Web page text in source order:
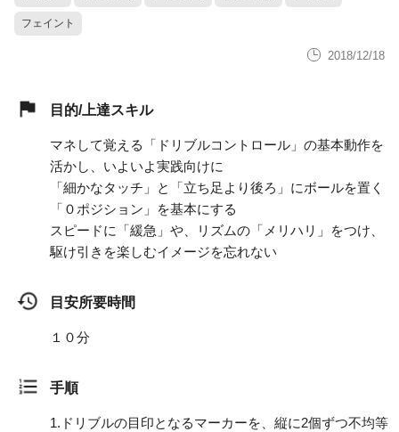
フェイント
2018/12/18
目的/上達スキル
マネして覚える「ドリブルコントロール」の基本動作を
活かし、いよいよ実践向けに
「細かなタッチ」と「立ち足より後ろ」にボールを置く
「０ポジション」を基本にする
スピードに「緩急」や、リズムの「メリハリ」をつけ、
駆け引きを楽しむイメージを忘れない
目安所要時間
１０分
手順
1. ドリブルの目印となるマーカーを、縦に2個ずつ不均等